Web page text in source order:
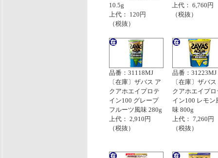
10.5g
上代： 120円
（税抜）
上代： 6,760円
（税抜）
品番：31118MJ
〔在庫〕ザバス ア
クアホエイプロテ
イン100 グレープ
フルーツ風味 280g
上代： 2,910円
（税抜）
品番：31223MJ
〔在庫〕ザバ
クアホエイプロ
イン100 レモン
味 800g
上代： 7,260円
（税抜）